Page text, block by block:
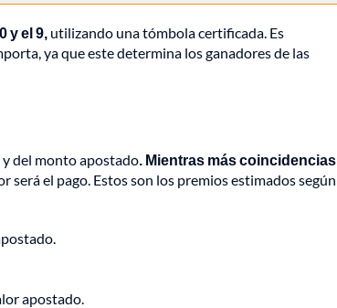
0 y el 9, utilizando una tómbola certificada. Es
ya que este determina los ganadores de las
del monto apostado. Mientras más coincidencias
será el pago. Estos son los premios estimados según
apostado.